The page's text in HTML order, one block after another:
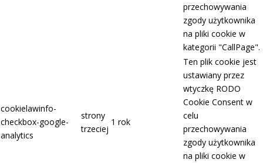
przechowywania
zgody użytkownika
na pliki cookie w
kategorii "CallPage".
cookielawinfo-
checkbox-google-
analytics
strony
trzeciej
1 rok
Ten plik cookie jest
ustawiany przez
wtyczkę RODO
Cookie Consent w
celu
przechowywania
zgody użytkownika
na pliki cookie w